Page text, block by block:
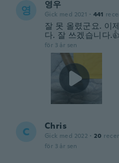
영 영우
Gick med 2021 · 441
잘 못 올렸군요. 이
다. 잘 쓰겠습니다
för 3 år sen
C Chris
Gick med 2022 · 20
för 3 år sen